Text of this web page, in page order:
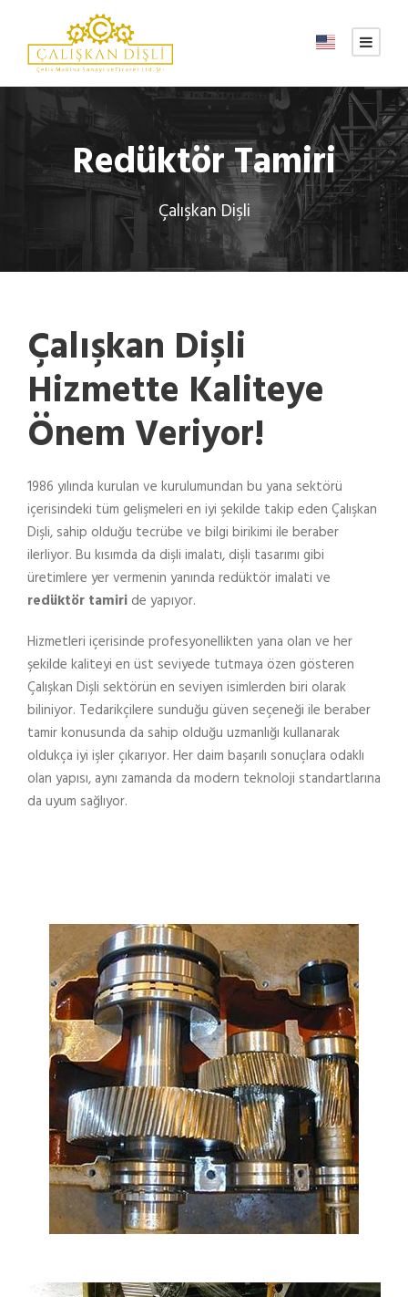
Redüktör Tamiri
Çalışkan Dişli
Çalışkan Dişli
Hizmette Kaliteye
Önem Veriyor!
1986 yılında kurulan ve kurulumundan bu yana sektörü
içerisindeki tüm gelişmeleri en iyi şekilde takip eden Çalışkan
Dişli, sahip olduğu tecrübe ve bilgi birikimi ile beraber
ilerliyor. Bu kısımda da dişli imalatı, dişli tasarımı gibi
üretimlere yer vermenin yanında redüktör imalati ve
redüktör tamiri de yapıyor.
Hizmetleri içerisinde profesyonellikten yana olan ve her
şekilde kaliteyi en üst seviyede tutmaya özen gösteren
Çalışkan Dişli sektörün en seviyen isimlerden biri olarak
biliniyor. Tedarikçilere sunduğu güven seçeneği ile beraber
tamir konusunda da sahip olduğu uzmanlığı kullanarak
oldukça iyi işler çıkarıyor. Her daim başarılı sonuçlara odaklı
olan yapısı, aynı zamanda da modern teknoloji standartlarına
da uyum sağlıyor.
REDÜKTÖR TAMIRI